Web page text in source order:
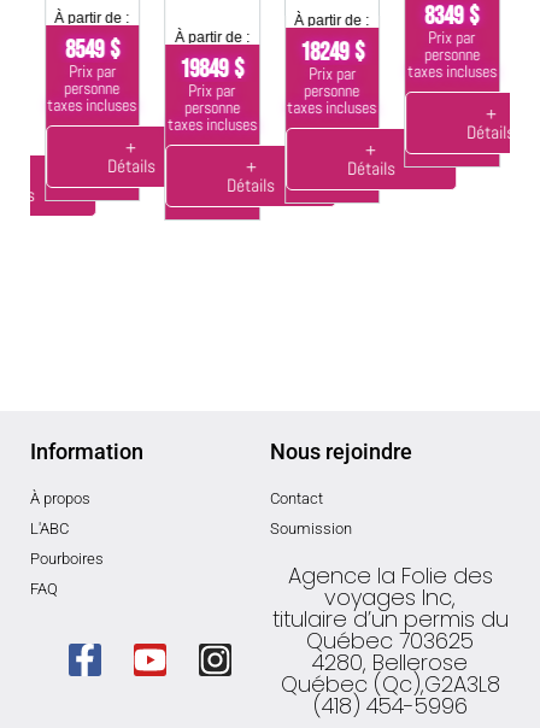
À partir de :
8549 $
Prix par
personne
taxes incluses
+
Détails
À partir de :
19849 $
Prix par
personne
taxes incluses
+
Détails
À partir de :
18249 $
Prix par
personne
taxes incluses
+
Détails
8349 $
Prix par
personne
taxes incluses
+
Détails
Information
À propos
L'ABC
Pourboires
FAQ
Nous rejoindre
Contact
Soumission
Agence la Folie des
voyages Inc,
titulaire d’un permis du
Québec 703625
4280, Bellerose
Québec (Qc),G2A3L8
(418) 454-5996